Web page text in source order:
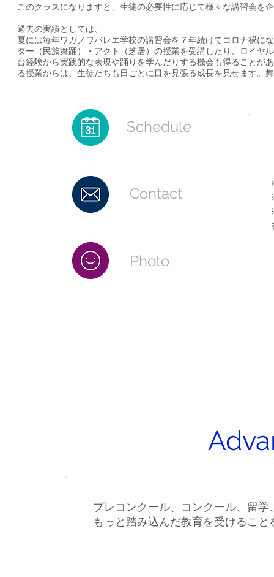
このクラスになりますと、生徒の必要性に応じて様々な講習会を
過去の実績としては、
夏には毎年ワガノワバレエ学校の講習会を７年続けてコロナ禍に
ター（民族舞踊）・アクト（芝居）の授業を受講したり、ロイヤ
台経験から実践的な表現や踊りを学んだりする機会も得ることが
る授業からは、生徒たちも日ごとに目を見張る成長を見せます。
Photo
Contact
​Schedule
プレコンクール、コンクール、留
もっと踏み込んだ教育を受けるこ